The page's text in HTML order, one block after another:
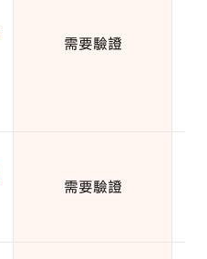
需要驗證
需要驗證